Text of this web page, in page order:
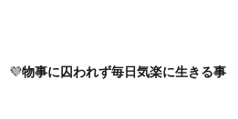
💜物事に囚われず毎日気楽に生きる事